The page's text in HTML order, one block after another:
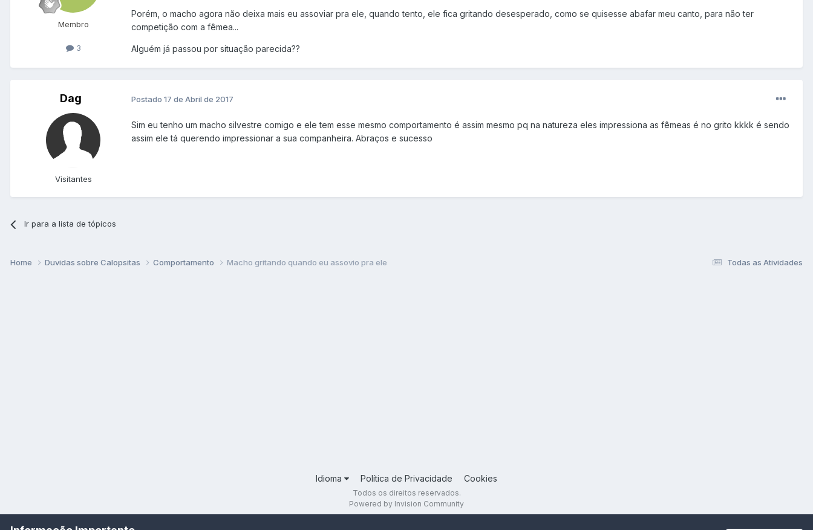
Membro
3
Porém, o macho agora não deixa mais eu assoviar pra ele, quando tento, ele fica gritando desesperado, como se quisesse abafar meu canto, para não ter
competição com a fêmea...
Alguém já passou por situação parecida??
Dag
Visitantes
Postado 17 de Abril de 2017
Sim eu tenho um macho silvestre comigo e ele tem esse mesmo comportamento é assim mesmo pq na natureza eles impressiona as fêmeas é no grito kkkk é sendo
assim ele tá querendo impressionar a sua companheira. Abraços e sucesso
Ir para a lista de tópicos
Todas as Atividades
Home Duvidas sobre Calopsitas Comportamento Macho gritando quando eu assovio pra ele
Idioma Política de Privacidade Cookies
Todos os direitos reservados.
Powered by Invision Community